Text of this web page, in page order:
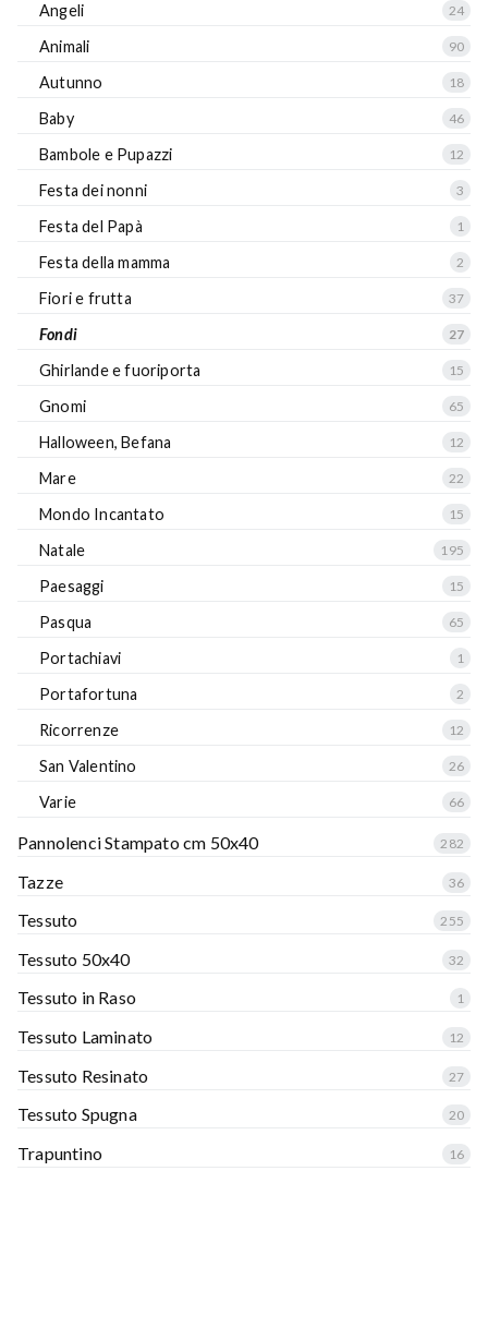
Angeli 24
Animali 90
Autunno 18
Baby 46
Bambole e Pupazzi 12
Festa dei nonni 3
Festa del Papà 1
Festa della mamma 2
Fiori e frutta 37
Fondi 27
Ghirlande e fuoriporta 15
Gnomi 65
Halloween, Befana 12
Mare 22
Mondo Incantato 15
Natale 195
Paesaggi 15
Pasqua 65
Portachiavi 1
Portafortuna 2
Ricorrenze 12
San Valentino 26
Varie 66
Pannolenci Stampato cm 50x40 282
Tazze 36
Tessuto 255
Tessuto 50x40 32
Tessuto in Raso 1
Tessuto Laminato 12
Tessuto Resinato 27
Tessuto Spugna 20
Trapuntino 16